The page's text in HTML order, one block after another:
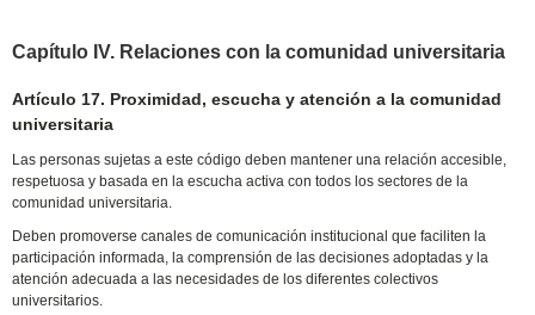
Capítulo IV. Relaciones con la comunidad universitaria
Artículo 17. Proximidad, escucha y atención a la comunidad
universitaria
Las personas sujetas a este código deben mantener una relación accesible,
respetuosa y basada en la escucha activa con todos los sectores de la
comunidad universitaria.
Deben promoverse canales de comunicación institucional que faciliten la
participación informada, la comprensión de las decisiones adoptadas y la
atención adecuada a las necesidades de los diferentes colectivos
universitarios.